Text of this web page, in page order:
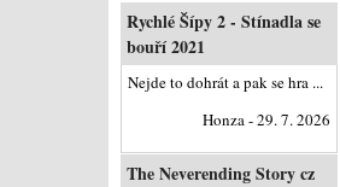
Rychlé Šípy 2 - Stínadla se
bouří 2021
Nejde to dohrát a pak se hra ...
Honza - 29. 7. 2026
The Neverending Story cz